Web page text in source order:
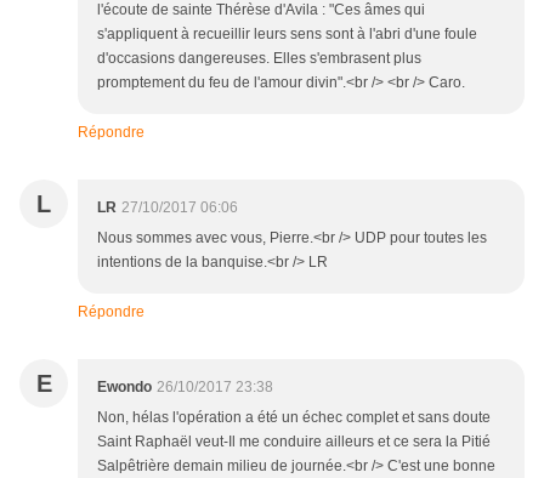
l'écoute de sainte Thérèse d'Avila : "Ces âmes qui
s'appliquent à recueillir leurs sens sont à l'abri d'une foule
d'occasions dangereuses. Elles s'embrasent plus
promptement du feu de l'amour divin".<br /> <br /> Caro.
Répondre
L LR 27/10/2017 06:06
Nous sommes avec vous, Pierre.<br /> UDP pour toutes les
intentions de la banquise.<br /> LR
Répondre
E Ewondo 26/10/2017 23:38
Non, hélas l'opération a été un échec complet et sans doute
Saint Raphaël veut-Il me conduire ailleurs et ce sera la Pitié
Salpêtrière demain milieu de journée.<br /> C'est une bonne